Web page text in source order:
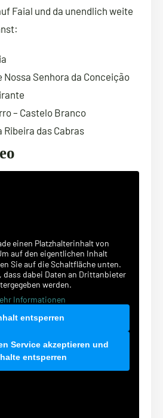
Faial und da unendlich weite
Nossa Senhora da Conceição
– Castelo Branco
Ribeira das Cabras
einen Platzhalterinhalt von
auf den eigentlichen Inhalt
Sie auf die Schaltfläche unten.
dass dabei Daten an Drittanbieter
werden.
Informationen
entsperren
Service akzeptieren und
entsperren